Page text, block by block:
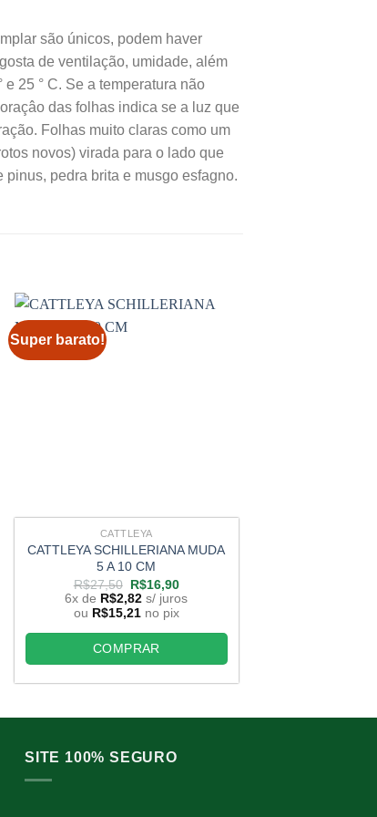
são únicos, podem haver
de ventilação, umidade, além
25 ° C. Se a temperatura não
das folhas indica se a luz que
Folhas muito claras como um
novos) virada para o lado que
pedra brita e musgo esfagno.
Super barato!
CATTLEYA
CATTLEYA SCHILLERIANA MUDA
5 A 10 CM
R$27,50 O
preço
original
era:
R$27,50.
R$16,90O
preço
atual
é:
R$16,90.
6x de R$2,82 s/ juros
ou R$15,21 no pix
COMPRAR
SITE 100% SEGURO